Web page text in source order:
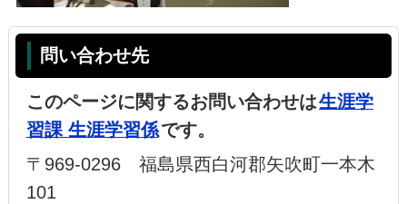
問い合わせ先
このページに関するお問い合わせは生涯学
習課 生涯学習係です。
〒969-0296 福島県西白河郡矢吹町一本木
101